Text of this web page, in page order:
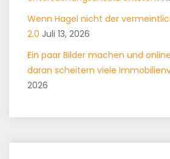
Wenn Hagel nicht der
2.0 Juli 13, 2026
Ein paar Bilder machen und
daran scheitern viele
2026